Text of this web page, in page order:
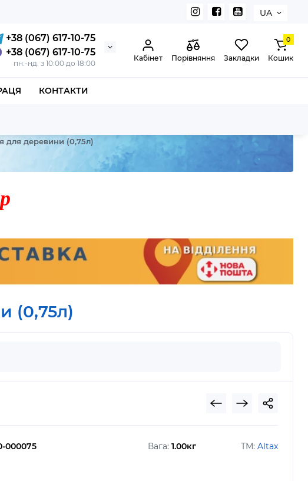
UA
+38 (067) 617-10-75
+38 (067) 617-10-75
пн.-нд. з 10:00 до 18:00
Кабінет Порівняння Закладки
0
Кошик
КОНТАКТИ
для деревини (0,75л)
(0,75л)
000075 ТМ: Altax
Вага: 1.00кг